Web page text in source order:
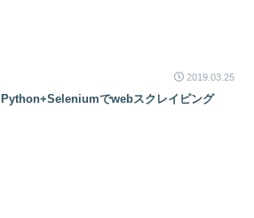
2019.03.25
Python+Seleniumでwebスクレイピング